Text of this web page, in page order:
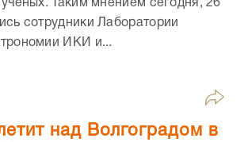
Таким мнением сегодня, 26
сотрудники Лаборатории
ИКИ и...
над Волгоградом в